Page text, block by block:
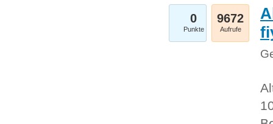
0
Punkte
9672
Aufrufe